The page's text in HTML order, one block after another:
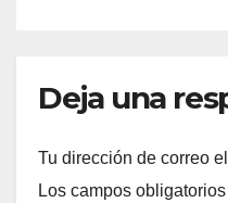
Deja una
Tu dirección de correo
Los campos